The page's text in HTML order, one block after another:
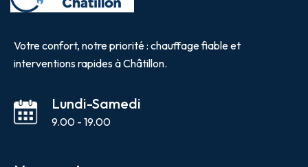
Votre confort, notre priorité : chauffage fiable et
interventions rapides à Châtillon.
Lundi-Samedi
9.00 - 19.00